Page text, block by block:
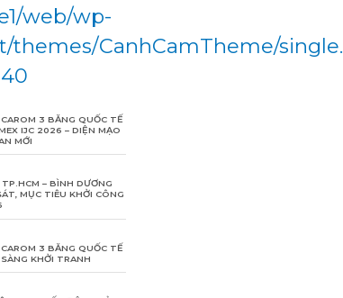
web/wp-
themes/CanhCamTheme/
3 BĂNG QUỐC TẾ
IJC 2026 – DIỆN MẠO
MỚI
– BÌNH DƯƠNG
MỤC TIÊU KHỞI CÔNG
3 BĂNG QUỐC TẾ
KHỞI TRANH